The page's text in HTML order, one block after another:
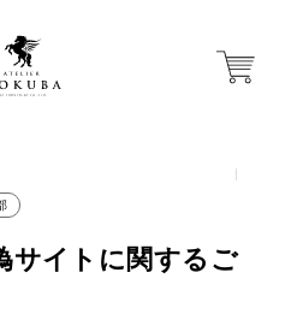
サイトに関するご